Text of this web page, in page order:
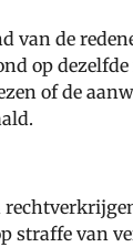
van de
op
of de
straffe van